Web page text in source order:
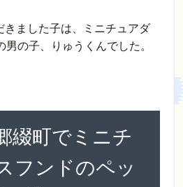
きました子は、ミニチュアダ
の子、りゅうくんでした。
綴町でミニチ
フンドのペッ